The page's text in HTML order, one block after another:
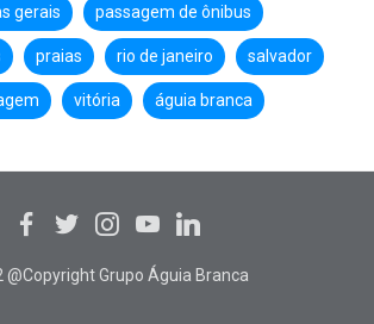
gerais passagem de ônibus
praias rio de janeiro salvador
vitória águia branca
@Copyright Grupo Águia Branca